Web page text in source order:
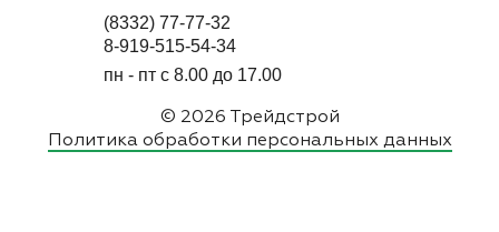
(8332) 77-77-32
8-919-515-54-34
пн - пт с 8.00 до 17.00
© 2026 Трейдстрой
Политика обработки персональных данных